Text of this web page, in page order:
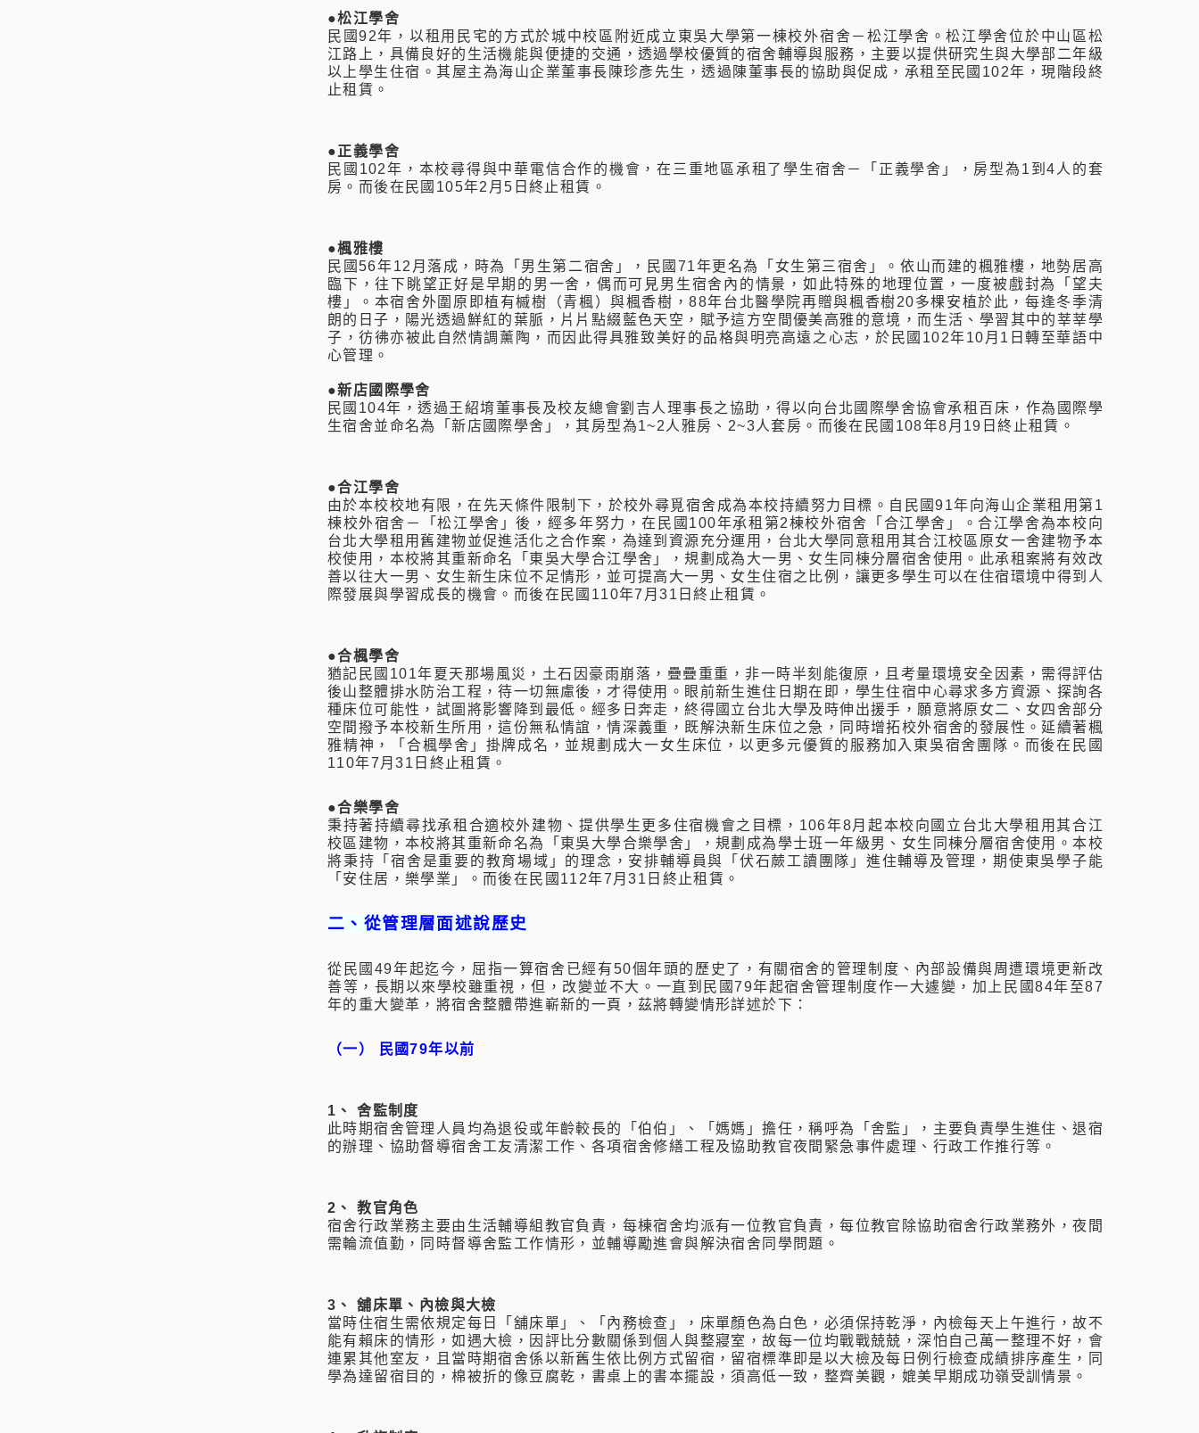
●松江學舍
民國92年，以租用民宅的方式於城中校區附近成立東吳大學第一棟校外宿舍－松江學舍。松江學舍位於中山區松
江路上，具備良好的生活機能與便捷的交通，透過學校優質的宿舍輔導與服務，主要以提供研究生與大學部二年級
以上學生住宿。其屋主為海山企業董事長陳珍彥先生，透過陳董事長的協助與促成，承租至民國102年，現階段終
止租賃。
●正義學舍
民國102年，本校尋得與中華電信合作的機會，在三重地區承租了學生宿舍－「正義學舍」，房型為1到4人的套
房。而後在民國105年2月5日終止租賃。
●楓雅樓
民國56年12月落成，時為「男生第二宿舍」，民國71年更名為「女生第三宿舍」。依山而建的楓雅樓，地勢居高
臨下，往下眺望正好是早期的男一舍，偶而可見男生宿舍內的情景，如此特殊的地理位置，一度被戲封為「望夫
樓」。本宿舍外圍原即植有槭樹（青楓）與楓香樹，88年台北醫學院再贈與楓香樹20多棵安植於此，每逢冬季清
朗的日子，陽光透過鮮紅的葉脈，片片點綴藍色天空，賦予這方空間優美高雅的意境，而生活、學習其中的莘莘學
子，彷彿亦被此自然情調薰陶，而因此得具雅致美好的品格與明亮高遠之心志，於民國102年10月1日轉至華語中
心管理。
●新店國際學舍
民國104年，透過王紹堉董事長及校友總會劉吉人理事長之協助，得以向台北國際學舍協會承租百床，作為國際學
生宿舍並命名為「新店國際學舍」，其房型為1~2人雅房、2~3人套房。而後在民國108年8月19日終止租賃。
●合江學舍
由於本校校地有限，在先天條件限制下，於校外尋覓宿舍成為本校持續努力目標。自民國91年向海山企業租用第1
棟校外宿舍－「松江學舍」後，經多年努力，在民國100年承租第2棟校外宿舍「合江學舍」。合江學舍為本校向
台北大學租用舊建物並促進活化之合作案，為達到資源充分運用，台北大學同意租用其合江校區原女一舍建物予本
校使用，本校將其重新命名「東吳大學合江學舍」，規劃成為大一男、女生同棟分層宿舍使用。此承租案將有效改
善以往大一男、女生新生床位不足情形，並可提高大一男、女生住宿之比例，讓更多學生可以在住宿環境中得到人
際發展與學習成長的機會。而後在民國110年7月31日終止租賃。
●合楓學舍
猶記民國101年夏天那場風災，土石因豪雨崩落，疊疊重重，非一時半刻能復原，且考量環境安全因素，需得評估
後山整體排水防治工程，待一切無慮後，才得使用。眼前新生進住日期在即，學生住宿中心尋求多方資源、探詢各
種床位可能性，試圖將影響降到最低。經多日奔走，終得國立台北大學及時伸出援手，願意將原女二、女四舍部分
空間撥予本校新生所用，這份無私情誼，情深義重，既解決新生床位之急，同時增拓校外宿舍的發展性。延續著楓
雅精神，「合楓學舍」掛牌成名，並規劃成大一女生床位，以更多元優質的服務加入東吳宿舍團隊。而後在民國
110年7月31日終止租賃。
●合樂學舍
秉持著持續尋找承租合適校外建物、提供學生更多住宿機會之目標，106年8月起本校向國立台北大學租用其合江
校區建物，本校將其重新命名為「東吳大學合樂學舍」，規劃成為學士班一年級男、女生同棟分層宿舍使用。本校
將秉持「宿舍是重要的教育場域」的理念，安排輔導員與「伏石蕨工讀團隊」進住輔導及管理，期使東吳學子能
「安住居，樂學業」。 而後在民國112年7月31日終止租賃。
二、從管理層面述說歷史
從民國49年起迄今，屈指一算宿舍已經有50個年頭的歷史了，有關宿舍的管理制度、內部設備與周遭環境更新改
善等，長期以來學校雖重視，但，改變並不大。一直到民國79年起宿舍管理制度作一大遽變，加上民國84年至87
年的重大變革，將宿舍整體帶進嶄新的一頁，茲將轉變情形詳述於下：
（一） 民國79年以前
1、 舍監制度
此時期宿舍管理人員均為退役或年齡較長的「伯伯」、「媽媽」擔任，稱呼為「舍監」，主要負責學生進住、退宿
的辦理、協助督導宿舍工友清潔工作、各項宿舍修繕工程及協助教官夜間緊急事件處理、行政工作推行等。
2、 教官角色
宿舍行政業務主要由生活輔導組教官負責，每棟宿舍均派有一位教官負責，每位教官除協助宿舍行政業務外，夜間
需輪流值勤，同時督導舍監工作情形，並輔導勵進會與解決宿舍同學問題。
3、 舖床單、內檢與大檢
當時住宿生需依規定每日「舖床單」、「內務檢查」，床單顏色為白色，必須保持乾淨，內檢每天上午進行，故不
能有賴床的情形，如遇大檢，因評比分數關係到個人與整寢室，故每一位均戰戰兢兢，深怕自己萬一整理不好，會
連累其他室友，且當時期宿舍係以新舊生依比例方式留宿，留宿標準即是以大檢及每日例行檢查成績排序產生，同
學為達留宿目的，棉被折的像豆腐乾，書桌上的書本擺設，須高低一致，整齊美觀，媲美早期成功嶺受訓情景。